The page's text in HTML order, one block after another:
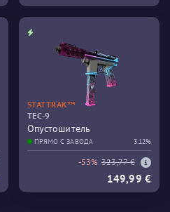
STATTRAK™
TEC-9
Опустошитель
ПРЯМО С ЗАВОДА 3.12%
-53% 323,77 €
149,99 €